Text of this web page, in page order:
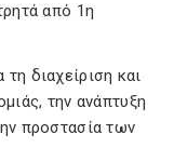
από 1η
διαχείριση και
την ανάπτυξη
προστασία των